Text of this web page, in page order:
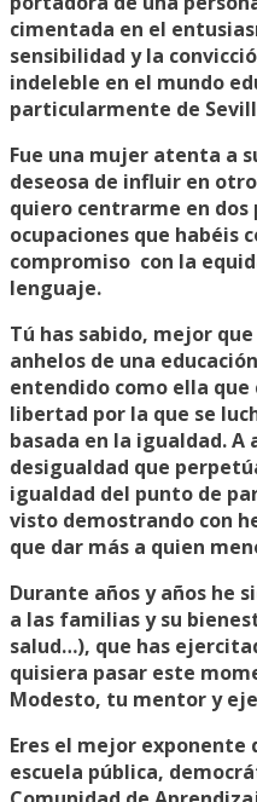
cimentada en el
sensibilidad y la
indeleble en el mundo
particularmente de
Fue una mujer atenta a
deseosa de influir en
quiero centrarme en dos
ocupaciones que habéis
compromiso con la
lenguaje.
Tú has sabido, mejor
anhelos de una
entendido como ella que
libertad por la que se
basada en la igualdad. A
desigualdad que
igualdad del punto de
visto demostrando con
que dar más a quien
Durante años y años he
a las familias y su
salud…), que has
quisiera pasar este
Modesto, tu mentor y
Eres el mejor exponente
escuela pública,